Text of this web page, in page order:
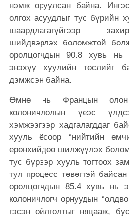
нэмж оруулсан байна.
олгох асуудлыг тус бүрийн
шаардлагагүйгээр
шийдвэрлэх боломжтой
оролцогчдын 90.8 хувь нь
энэхүү хуулийн төслийг
дэмжсэн байна.
Өмнө нь Францын олон
колоничлолын үеэс
хэмжээгээр хадгалагддаг
хууль ёсоор “нийтийн
ерөнхийдөө шилжүүлэх
тус бүрээр хууль тогтоох
тул процесс төвөгтэй
оролцогчдын 85.4 хувь нь
колоничлогч орнуудын
гэсэн ойлголтыг няцааж,